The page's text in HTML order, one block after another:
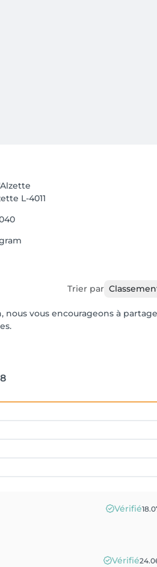
L-4011
Trier par
nous vous encourageons à
Vérifié
Vérifié